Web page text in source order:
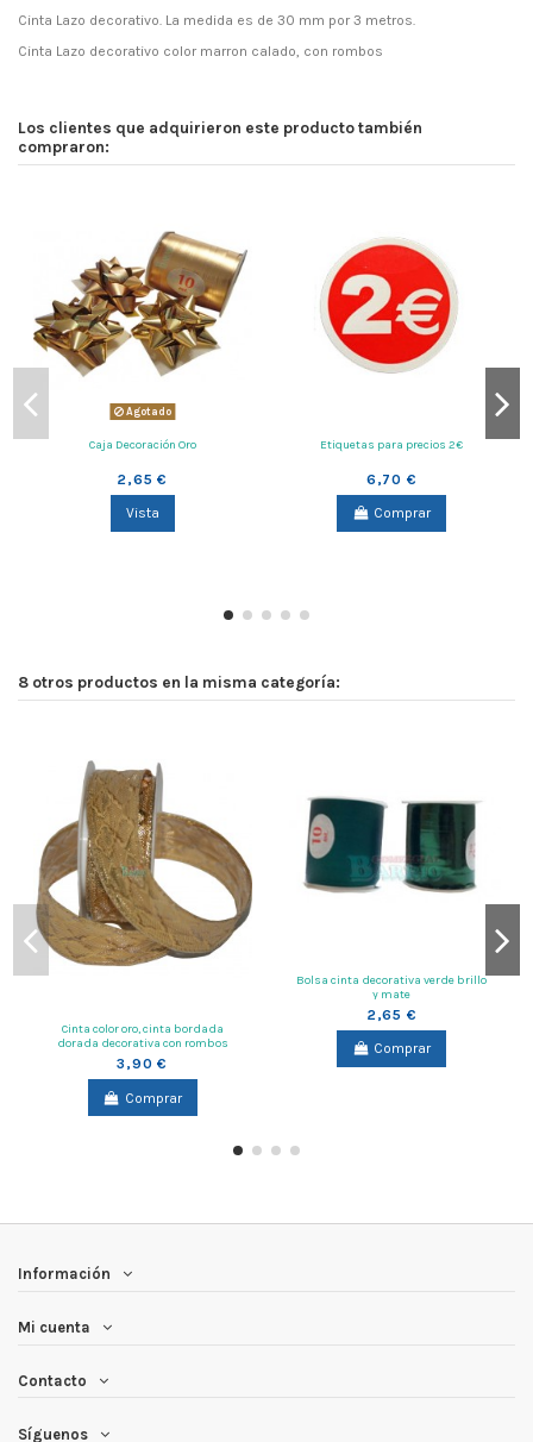
Cinta Lazo decorativo. La medida es de 30 mm por 3 metros.
Cinta Lazo decorativo color marron calado, con rombos
Los clientes que adquirieron este producto también
compraron:
Agotado
Caja Decoración Oro
2,65 €
Vista
Etiquetas para precios 2€
6,70 €
Comprar
8 otros productos en la misma categoría:
Cinta color oro, cinta bordada
dorada decorativa con rombos
30mmx3metros
3,90 €
Comprar
Bolsa cinta decorativa verde brillo
y mate
2,65 €
Comprar
Información
Mi cuenta
Contacto
Síguenos